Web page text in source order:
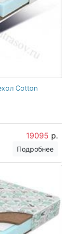
Cotton
19095 р.
Подробнее